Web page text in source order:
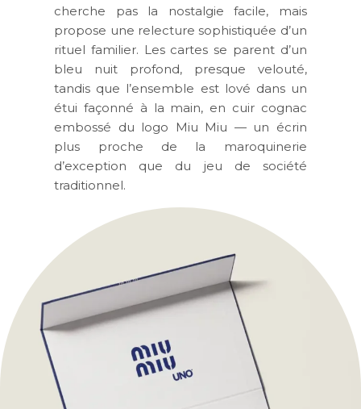
cherche pas la nostalgie facile, mais
propose une relecture sophistiquée d’un
rituel familier. Les cartes se parent d’un
bleu nuit profond, presque velouté,
tandis que l’ensemble est lové dans un
étui façonné à la main, en cuir cognac
embossé du logo Miu Miu — un écrin
plus proche de la maroquinerie
d’exception que du jeu de société
traditionnel.